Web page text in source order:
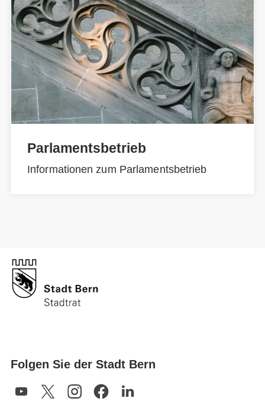
Parlamentsbetrieb
Informationen zum Parlamentsbetrieb
Folgen Sie der Stadt Bern